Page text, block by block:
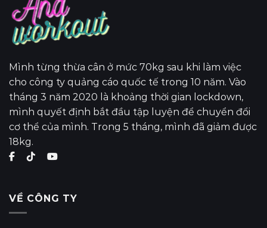
Mình từng thừa cân ở mức 70kg sau khi làm việc
cho công ty quảng cáo quốc tế trong 10 năm. Vào
tháng 3 năm 2020 là khoảng thời gian lockdown,
mình quyết định bắt đầu tập luyện để chuyển đổi
cơ thể của mình. Trong 5 tháng, mình đã giảm được
18kg.
VỀ CÔNG TY